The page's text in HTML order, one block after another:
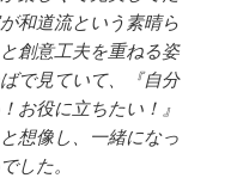
和道流という素晴ら
創意工夫を重ねる姿
で見ていて、『自分
お役に立ちたい！』
想像し、一緒になっ
した。